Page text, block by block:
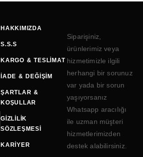
HAKKIMIZDA
S.S.S
KARGO & TESLIMAT
İADE & DEĞIŞIM
ŞARTLAR &
KOŞULLAR
GIZLILIK
SÖZLEŞMESI
KARIYER
Siparişiniz,
ürünlerimiz veya
hizmetimizle ilgili
herhangi bir sorunuz
var yada bir sorun
yaşıyorsanız
Whatsapp aracılığı
ile uzman müşteri
hizmetlerimizden
destek alabilirsiniz.